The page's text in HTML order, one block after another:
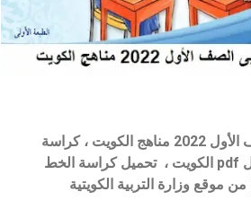
كتاب الخط العربى الصف الأول 2022 مناهج الكويت ، كراسة
تحميل كراسة الخط